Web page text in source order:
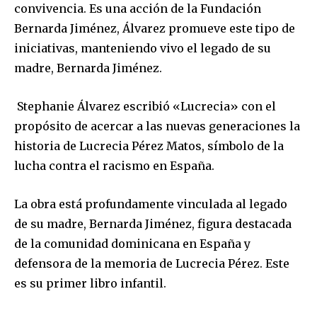
convivencia. Es una acción de la Fundación
Bernarda Jiménez, Álvarez promueve este tipo de
iniciativas, manteniendo vivo el legado de su
madre, Bernarda Jiménez.
Stephanie Álvarez escribió «Lucrecia» con el
propósito de acercar a las nuevas generaciones la
historia de Lucrecia Pérez Matos, símbolo de la
lucha contra el racismo en España.
La obra está profundamente vinculada al legado
de su madre, Bernarda Jiménez, figura destacada
de la comunidad dominicana en España y
defensora de la memoria de Lucrecia Pérez. Este
es su primer libro infantil.